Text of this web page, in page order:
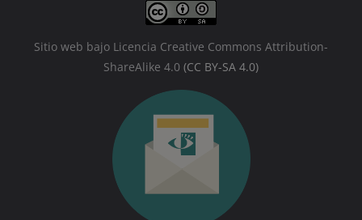
Sitio web bajo Licencia Creative Commons Attribution-
ShareAlike 4.0 (CC BY-SA 4.0)